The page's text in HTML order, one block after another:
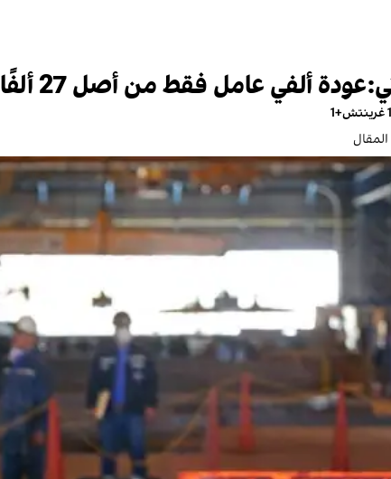
فقط من أصل 27 ألفًا للعمل بـ"فولاد مباركه" بعد قصفها خلال الحرب